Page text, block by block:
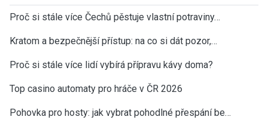
Proč si stále více Čechů pěstuje vlastní potraviny…
Kratom a bezpečnější přístup: na co si dát pozor,…
Proč si stále více lidí vybírá přípravu kávy doma?
Top casino automaty pro hráče v ČR 2026
Pohovka pro hosty: jak vybrat pohodlné přespání be…